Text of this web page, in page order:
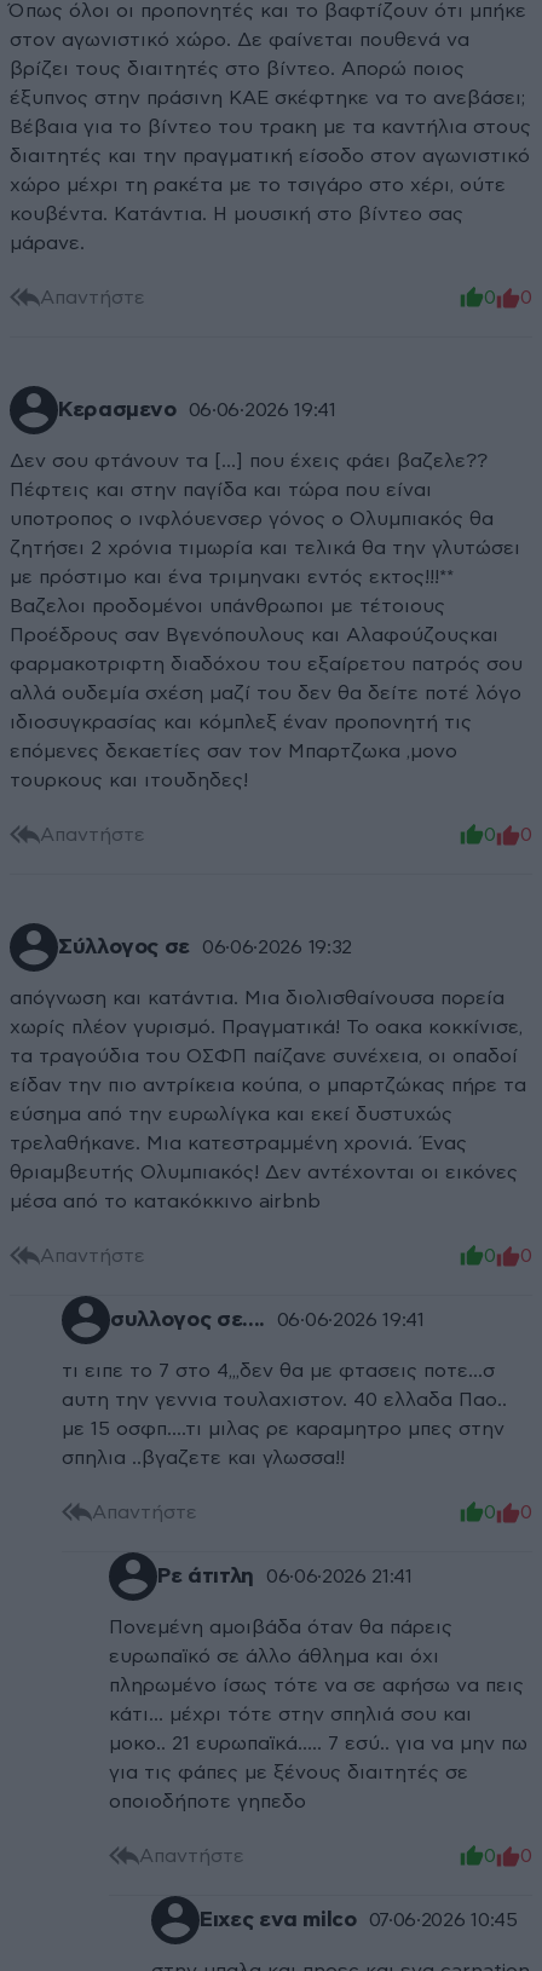
Όπως όλοι οι προπονητές και το βαφτίζουν ότι μπήκε
στον αγωνιστικό χώρο. Δε φαίνεται πουθενά να
βρίζει τους διαιτητές στο βίντεο. Απορώ ποιος
έξυπνος στην πράσινη ΚΑΕ σκέφτηκε να το ανεβάσει;
Βέβαια για το βίντεο του τρακη με τα καντήλια στους
διαιτητές και την πραγματική είσοδο στον αγωνιστικό
χώρο μέχρι τη ρακέτα με το τσιγάρο στο χέρι, ούτε
κουβέντα. Κατάντια. Η μουσική στο βίντεο σας
μάρανε.
Απαντήστε 0 0
Κερασμενο 06·06·2026 19:41
Δεν σου φτάνουν τα [...] που έχεις φάει βαζελε??
Πέφτεις και στην παγίδα και τώρα που είναι
υποτροπος ο ινφλόυενσερ γόνος ο Ολυμπιακός θα
ζητήσει 2 χρόνια τιμωρία και τελικά θα την γλυτώσει
με πρόστιμο και ένα τριμηνακι εντός εκτος!!!**
Βαζελοι προδομένοι υπάνθρωποι με τέτοιους
Προέδρους σαν Βγενόπουλους και Αλαφούζουςκαι
φαρμακοτριφτη διαδόχου του εξαίρετου πατρός σου
αλλά ουδεμία σχέση μαζί του δεν θα δείτε ποτέ λόγο
ιδιοσυγκρασίας και κόμπλεξ έναν προπονητή τις
επόμενες δεκαετίες σαν τον Μπαρτζωκα ,μονο
τουρκους και ιτουδηδες!
Απαντήστε 0 0
Σύλλογος σε 06·06·2026 19:32
απόγνωση και κατάντια. Μια διολισθαίνουσα πορεία
χωρίς πλέον γυρισμό. Πραγματικά! Το οακα κοκκίνισε,
τα τραγούδια του ΟΣΦΠ παίζανε συνέχεια, οι οπαδοί
είδαν την πιο αντρίκεια κούπα, ο μπαρτζώκας πήρε τα
εύσημα από την ευρωλίγκα και εκεί δυστυχώς
τρελαθήκανε. Μια κατεστραμμένη χρονιά. Ένας
θριαμβευτής Ολυμπιακός! Δεν αντέχονται οι εικόνες
μέσα από το κατακόκκινο airbnb
Απαντήστε 0 0
συλλογος σε.... 06·06·2026 19:41
τι ειπε το 7 στο 4,,,δεν θα με φτασεις ποτε...σ
αυτη την γεννια τουλαχιστον. 40 ελλαδα Παο..
με 15 οσφπ....τι μιλας ρε καραμητρο μπες στην
σπηλια ..βγαζετε και γλωσσα!!
Απαντήστε 0 0
Ρε άτιτλη 06·06·2026 21:41
Πονεμένη αμοιβάδα όταν θα πάρεις
ευρωπαϊκό σε άλλο άθλημα και όχι
πληρωμένο ίσως τότε να σε αφήσω να πεις
κάτι… μέχρι τότε στην σπηλιά σου και
μοκο.. 21 ευρωπαϊκά….. 7 εσύ.. για να μην πω
για τις φάπες με ξένους διαιτητές σε
οποιοδήποτε γηπεδο
Απαντήστε 0 0
Ειχες ενα milco 07·06·2026 10:45